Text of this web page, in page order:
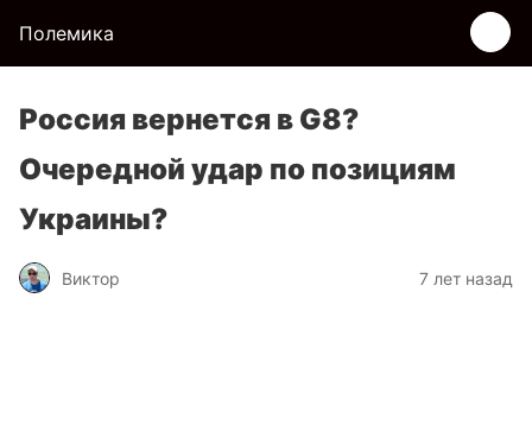
Полемика
Россия вернется в G8?
Очередной удар по позициям
Украины?
Виктор 7 лет назад